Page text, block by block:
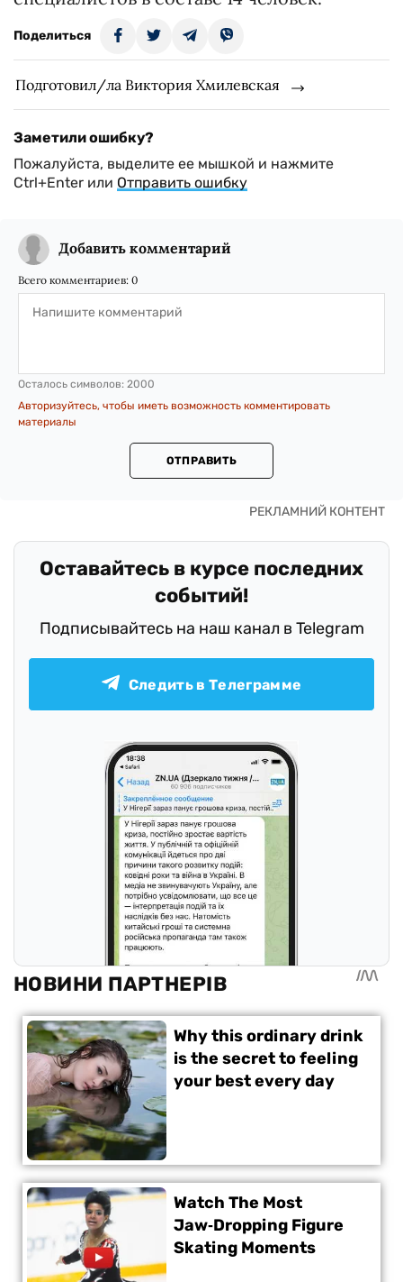
Поделиться
Подготовил/ла Виктория Хмилевская
Заметили ошибку?
Пожалуйста, выделите ее мышкой и нажмите
Ctrl+Enter или Отправить ошибку
Добавить комментарий
Всего комментариев: 0
Осталось символов: 2000
Авторизуйтесь, чтобы иметь возможность комментировать
материалы
ОТПРАВИТЬ
Оставайтесь в курсе последних
событий!
Подписывайтесь на наш канал в Telegram
Следить в Телеграмме